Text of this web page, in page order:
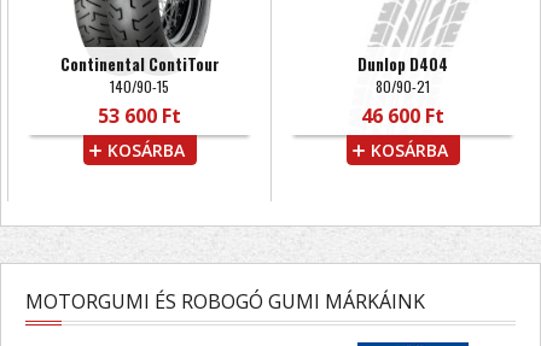
Continental ContiTour
140/90-15
53 600 Ft
KOSÁRBA
Dunlop D404
80/90-21
46 600 Ft
KOSÁRBA
MOTORGUMI ÉS ROBOGÓ GUMI MÁRKÁINK